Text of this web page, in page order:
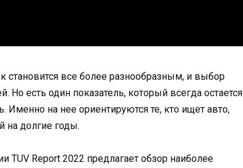
все более разнообразным, и выбор
Но есть один показатель, который всегда остается
на нее ориентируются те, кто ищет авто,
на долгие годы.
TUV Report 2022 предлагает обзор наиболее